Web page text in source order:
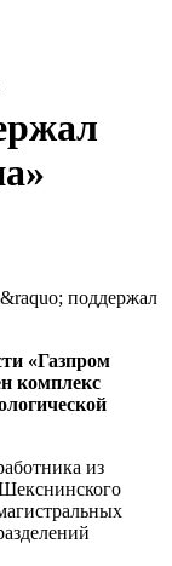
«Газпром
комплекс
из